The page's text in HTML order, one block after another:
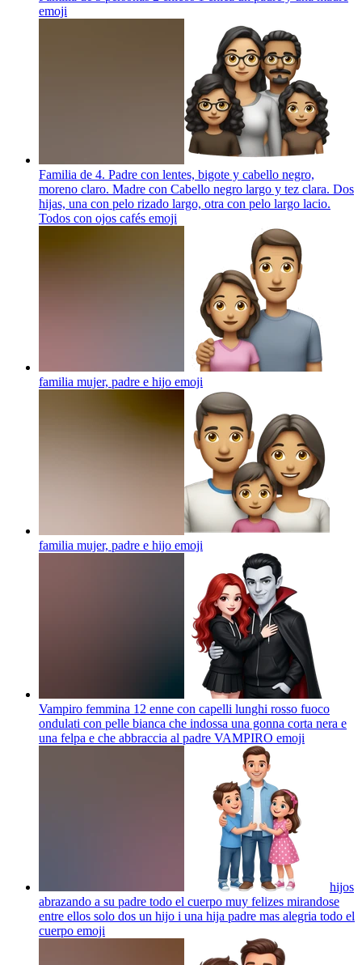
emoji
Familia de 4. Padre con lentes, bigote y cabello negro,
moreno claro. Madre con Cabello negro largo y tez clara. Dos
hijas, una con pelo rizado largo, otra con pelo largo lacio.
Todos con ojos cafés emoji
familia mujer, padre e hijo emoji
familia mujer, padre e hijo emoji
Vampiro femmina 12 enne con capelli lunghi rosso fuoco
ondulati con pelle bianca che indossa una gonna corta nera e
una felpa e che abbraccia al padre VAMPIRO emoji
hijos
abrazando a su padre todo el cuerpo muy felizes mirandose
entre ellos solo dos un hijo i una hija padre mas alegria todo el
cuerpo emoji